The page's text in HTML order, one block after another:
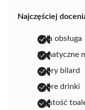
Najczęściej
miła obsługa
klimatyczne
dobry bilard
dobre drinki
czystość